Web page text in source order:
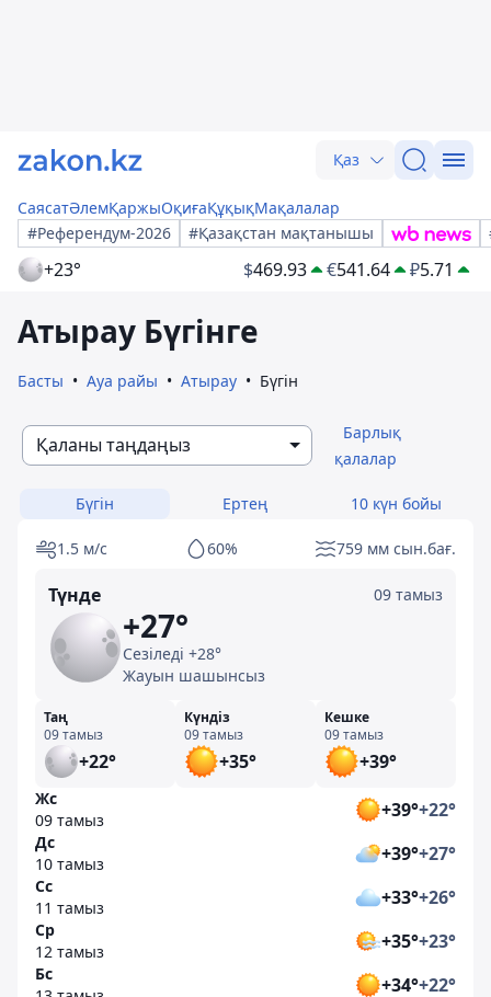
Қаз
СаясатӘлемҚаржыОқиғаҚұқықМақалалар
#Референдум-2026
#Қазақстан мақтанышы
+23° $469.93 €541.64 ₽5.71
Атырау Бүгінге
Басты Ауа райы Атырау Бүгін
Қаланы таңдаңыз
Барлық
қалалар
Бүгін Ертең 10 күн бойы
1.5 м/с 60% 759 мм сын.бағ.
Түнде 09 тамыз
+27°
Сезіледі +28°
Жауын шашынсыз
Таң
09 тамыз
+22°
Күндіз
09 тамыз
+35°
Кешке
09 тамыз
+39°
Жс
09 тамыз
+39°+22°
Дс
10 тамыз
+39°+27°
Сс
11 тамыз
+33°+26°
Ср
12 тамыз
+35°+23°
Бс
+34°+22°